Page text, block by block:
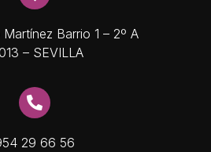
Barrio 1 – 2º A
– SEVILLA
29 66 56